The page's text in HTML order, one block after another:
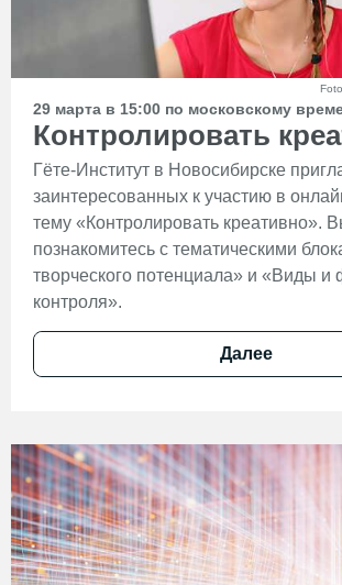
29 марта в 15:00 по московскому
Контролировать
Гёте-Институт в Новосибирске
заинтересованных к участию в
тему «Контролировать креативно».
познакомитесь с тематическими
творческого потенциала» и «Виды
контроля».
Далее